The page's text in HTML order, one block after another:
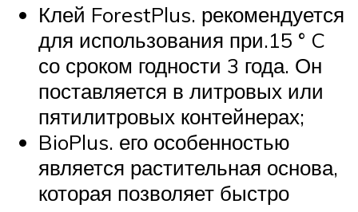
Клей ForestPlus. рекомендуется
для использования при.15 ° C
со сроком годности 3 года. Он
поставляется в литровых или
пятилитровых контейнерах;
BioPlus. его особенностью
является растительная основа,
которая позволяет быстро